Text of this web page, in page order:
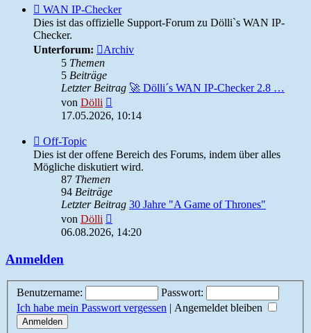
Feed
-
WAN
IP-
Checker
WAN IP-Checker
Dies ist das offizielle Support-Forum zu Dölli`s WAN IP-
Checker.
Unterforum:
Archiv
5 Themen
5 Beiträge
Letzter Beitrag 🚀 Dölli´s WAN IP-Checker 2.8 …
von Dölli
Beitrag
17.05.2026, 10:14
Feed
-
Off-
Topic
Off-Topic
Dies ist der offene Bereich des Forums, indem über alles
Mögliche diskutiert wird.
87 Themen
94 Beiträge
Letzter Beitrag 30 Jahre "A Game of Thrones"
von Dölli
Beitrag
06.08.2026, 14:20
Anmelden
Benutzername:
Passwort:
Ich habe mein Passwort vergessen | Angemeldet bleiben